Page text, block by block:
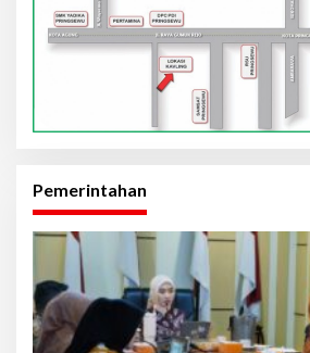
Pemerintahan